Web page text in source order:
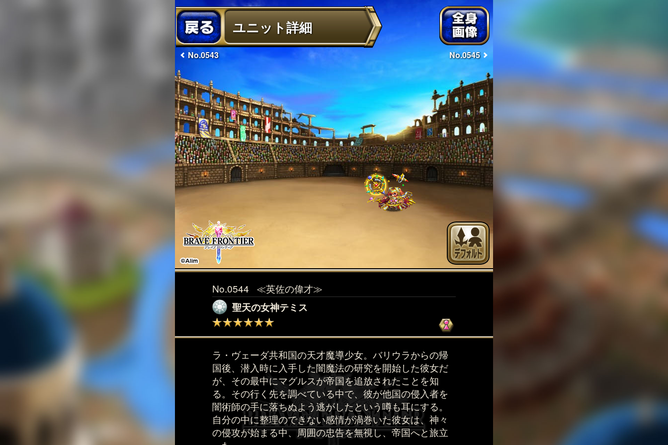
ユニット詳細
No.0543 No.0545
No.0544 ≪英佐の偉才≫
聖天の女神テミス
ラ・ヴェーダ共和国の天才魔導少女。バリウラからの帰
国後、潜入時に入手した闇魔法の研究を開始した彼女だ
が、その最中にマグルスが帝国を追放されたことを知
る。その行く先を調べている中で、彼が他国の侵入者を
闇術師の手に落ちぬよう逃がしたという噂も耳にする。
自分の中に整理のできない感情が渦巻いた彼女は、神々
の侵攻が始まる中、周囲の忠告を無視し、帝国へと旅立